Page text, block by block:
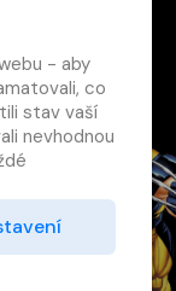
slevu
%
- aby
co
stav vaší
nevhodnou